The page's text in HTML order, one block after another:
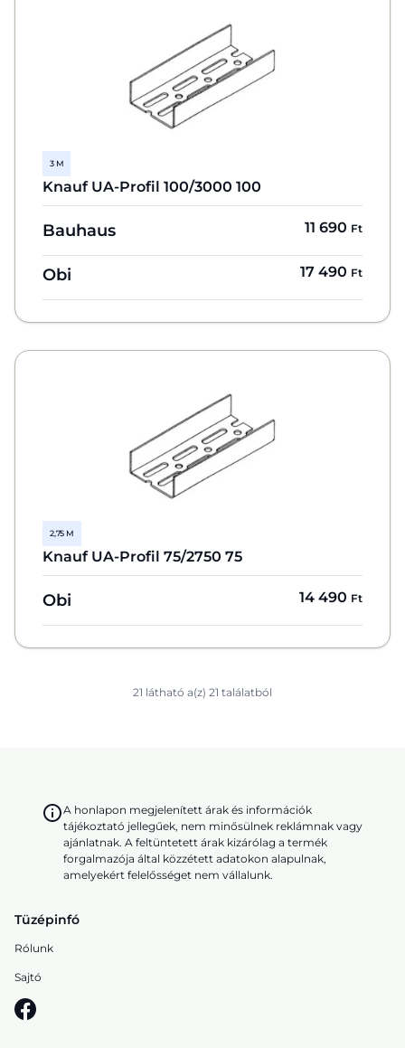
3 M
Knauf UA-Profil 100/3000 100
Bauhaus 11 690 Ft
Obi 17 490 Ft
2,75 M
Knauf UA-Profil 75/2750 75
Obi 14 490 Ft
21 látható a(z) 21 találatból
A honlapon megjelenített árak és információk
tájékoztató jellegűek, nem minősülnek reklámnak vagy
ajánlatnak. A feltüntetett árak kizárólag a termék
forgalmazója által közzétett adatokon alapulnak,
amelyekért felelősséget nem vállalunk.
Tüzépinfó
Rólunk
Sajtó